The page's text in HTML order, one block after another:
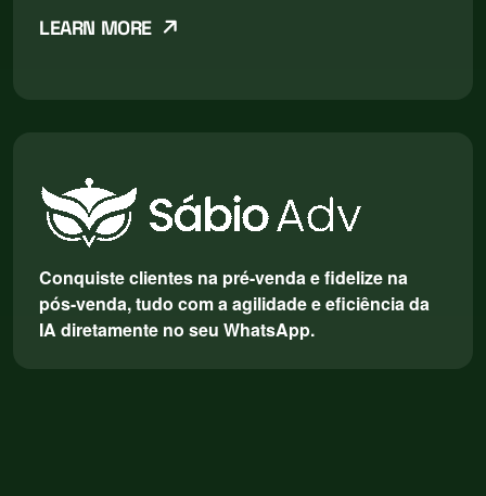
LEARN MORE
Conquiste clientes na pré-venda e fidelize na
pós-venda, tudo com a agilidade e eficiência da
IA diretamente no seu WhatsApp.